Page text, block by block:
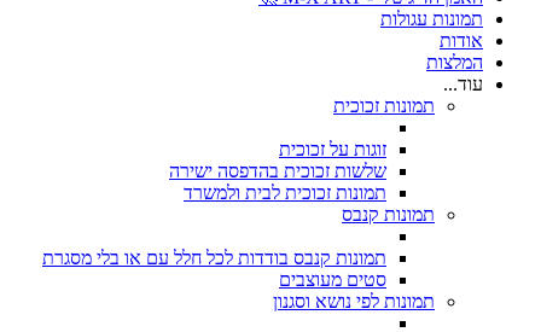
תמונות עגולות
אודות
המלצות
עוד...
תמונות זכוכית
זוגות על זכוכית
שלשות זכוכית בהדפסה ישירה
תמונות זכוכית לבית ולמשרד
תמונות קנבס
תמונות קנבס בודדות לכל חלל עם או בלי מסגרת
סטים מעוצבים
תמונות לפי נושא וסגנון